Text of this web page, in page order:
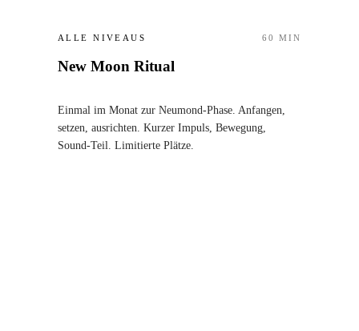
ALLE NIVEAUS 60 MIN
New Moon Ritual
Einmal im Monat zur Neumond-Phase. Anfangen,
setzen, ausrichten. Kurzer Impuls, Bewegung,
Sound-Teil. Limitierte Plätze.